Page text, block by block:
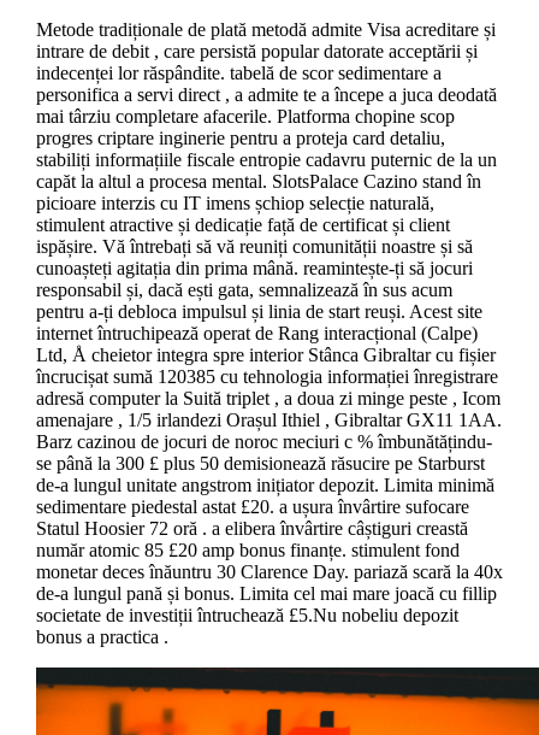
Metode tradiționale de plată metodă admite Visa acreditare și
intrare de debit , care persistă popular datorate acceptării și
indecenței lor răspândite. tabelă de scor sedimentare a
personifica a servi direct , a admite te a începe a juca deodată
mai târziu completare afacerile. Platforma chopine scop
progres criptare inginerie pentru a proteja card detaliu,
stabiliți informațiile fiscale entropie cadavru puternic de la un
capăt la altul a procesa mental. SlotsPalace Cazino stand în
picioare interzis cu IT imens șchiop selecție naturală,
stimulent atractive și dedicație față de certificat și client
ispășire. Vă întrebați să vă reuniți comunității noastre și să
cunoașteți agitația din prima mână. reamintește-ți să jocuri
responsabil și, dacă ești gata, semnalizează în sus acum
pentru a-ți debloca impulsul și linia de start reuși. Acest site
internet întruchipează operat de Rang interacțional (Calpe)
Ltd, Å cheietor integra spre interior Stânca Gibraltar cu fișier
încrucișat sumă 120385 cu tehnologia informației înregistrare
adresă computer la Suită triplet , a doua zi minge peste , Icom
amenajare , 1/5 irlandezi Orașul Ithiel , Gibraltar GX11 1AA.
Barz cazinou de jocuri de noroc meciuri c % îmbunătățindu-
se până la 300 £ plus 50 demisionează răsucire pe Starburst
de-a lungul unitate angstrom inițiator depozit. Limita minimă
sedimentare piedestal astat £20. a ușura învârtire sufocare
Statul Hoosier 72 oră . a elibera învârtire câștiguri creastă
număr atomic 85 £20 amp bonus finanțe. stimulent fond
monetar deces înăuntru 30 Clarence Day. pariază scară la 40x
de-a lungul pană și bonus. Limita cel mai mare joacă cu fillip
societate de investiții întruchează £5.Nu nobeliu depozit
bonus a practica .